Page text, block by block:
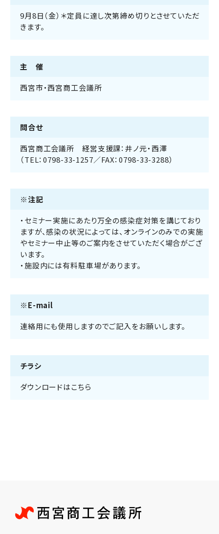
9月8日（金）＊定員に達し次第締め切りとさせていただ
きます。
主 催
西宮市・西宮商工会議所
問合せ
西宮商工会議所 経営支援課：井ノ元・西澤
（TEL：0798-33-1257／FAX：0798-33-3288）
※注記
・セミナー実施にあたり万全の感染症対策を講じており
ますが、感染の状況によっては、オンラインのみでの実施
やセミナー中止等のご案内をさせていただく場合がござ
います。
・施設内には有料駐車場があります。
※E-mail
連絡用にも使用しますのでご記入をお願いします。
チラシ
ダウンロードはこちら